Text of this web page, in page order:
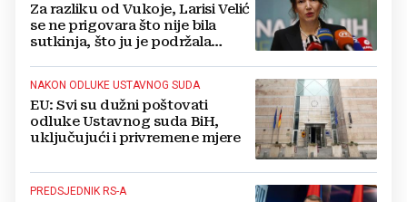
Za razliku od Vukoje, Larisi Velić
se ne prigovara što nije bila
sutkinja, što ju je podržala
NAKON ODLUKE USTAVNOG SUDA
EU: Svi su dužni poštovati
odluke Ustavnog suda BiH,
uključujući i privremene mjere
PREDSJEDNIK RS-A